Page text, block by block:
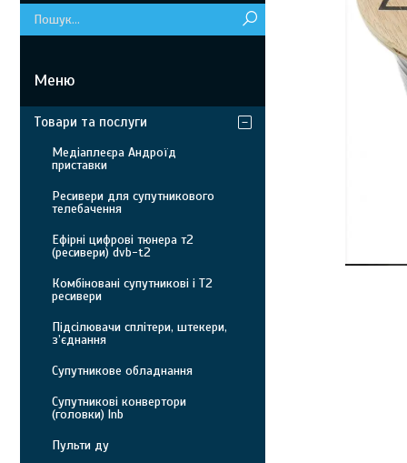
Товари та послуги
Медіаплеєра Андроїд
приставки
Ресивери для супутникового
телебачення
Ефірні цифрові тюнера т2
(ресивери) dvb-t2
Комбіновані супутникові і Т2
ресивери
Підсілювачи сплітери, штекери,
з’єднання
Супутникове обладнання
Супутникові конвертори
(головки) lnb
Пульти ду